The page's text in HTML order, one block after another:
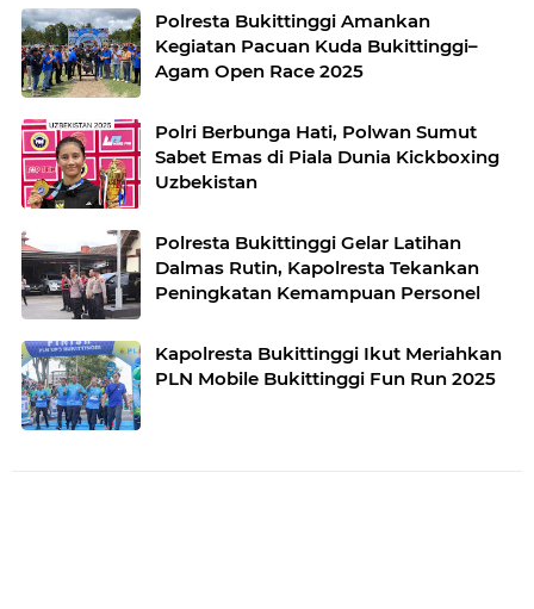
Polresta Bukittinggi Amankan
Kegiatan Pacuan Kuda Bukittinggi–
Agam Open Race 2025
Polri Berbunga Hati, Polwan Sumut
Sabet Emas di Piala Dunia Kickboxing
Uzbekistan
Polresta Bukittinggi Gelar Latihan
Dalmas Rutin, Kapolresta Tekankan
Peningkatan Kemampuan Personel
Kapolresta Bukittinggi Ikut Meriahkan
PLN Mobile Bukittinggi Fun Run 2025